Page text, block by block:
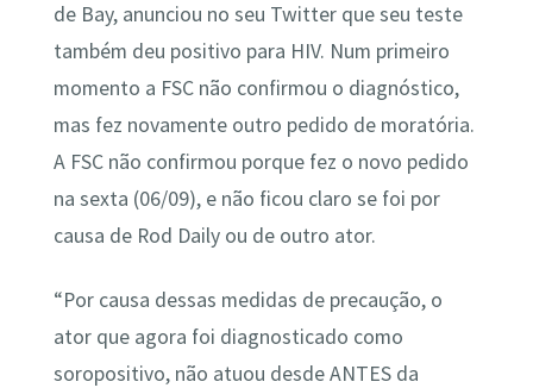
de Bay, anunciou no seu Twitter que seu teste
também deu positivo para HIV. Num primeiro
momento a FSC não confirmou o diagnóstico,
mas fez novamente outro pedido de moratória.
A FSC não confirmou porque fez o novo pedido
na sexta (06/09), e não ficou claro se foi por
causa de Rod Daily ou de outro ator.
“Por causa dessas medidas de precaução, o
ator que agora foi diagnosticado como
soropositivo, não atuou desde ANTES da